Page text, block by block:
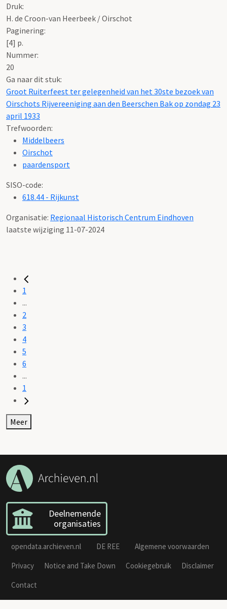
Druk:
H. de Croon-van Heerbeek / Oirschot
Paginering:
[4] p.
Nummer:
20
Ga naar dit stuk:
Groot Ruiterfeest ter gelegenheid van het 30ste bezoek van
Oirschots Rijvereeniging aan den Beerschen Bak op zondag 23
april 1933
Trefwoorden:
Middelbeers
Oirschot
paardensport
SISO-code:
618.44 - Rijkunst
Organisatie: Regionaal Historisch Centrum Eindhoven
laatste wijziging 11-07-2024
1
...
2
3
4
5
6
...
1
Meer
Deelnemende
organisaties
opendata.archieven.nl DE REE
Algemene voorwaarden
Privacy
Notice and Take Down Cookiegebruik
Disclaimer
Contact